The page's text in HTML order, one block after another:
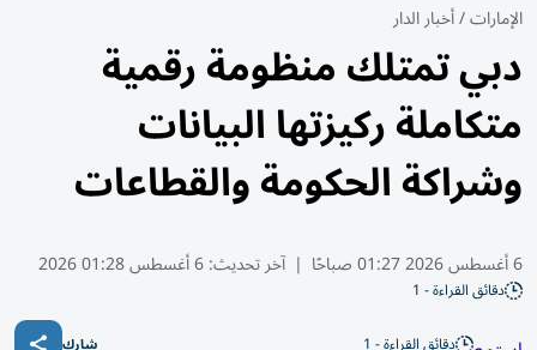
الإمارات/أخبار الدار
دبي تمتلك منظومة رقمية
متكاملة ركيزتها البيانات
وشراكة الحكومة والقطاعات
6 أغسطس 2026 01:27 صباحًا | آخر تحديث:6 أغسطس 01:28 2026
دقائق القراءة - 1
شارك